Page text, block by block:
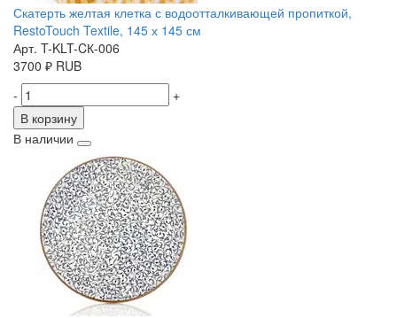
Скатерть желтая клетка с водоотталкивающей пропиткой,
RestoTouch Textile, 145 х 145 см
Арт. T-KLT-CК-006
3700 ₽ RUB
-
+
В корзину
В наличии